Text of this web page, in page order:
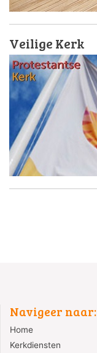
Veilige Kerk
Navigeer naar:
Home
Kerkdiensten